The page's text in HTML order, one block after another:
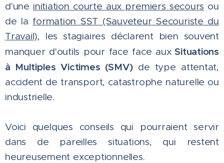
d'une initiation courte aux premiers secours ou
de la formation SST (Sauveteur Secouriste du
Travail), les stagiaires déclarent bien souvent
manquer d'outils pour face face auxSituations
à Multiples Victimes (SMV)de type attentat,
accident de transport, catastrophe naturelle ou
industrielle.
Voici quelques conseils qui pourraient servir
dans de pareilles situations, qui restent
heureusement exceptionnelles.